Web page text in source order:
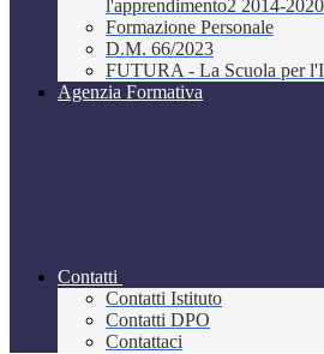
l'apprendimento2 2014-2020
Formazione Personale
D.M. 66/2023
FUTURA - La Scuola per
Agenzia Formativa
Contatti
Contatti Istituto
Contatti DPO
Contattaci